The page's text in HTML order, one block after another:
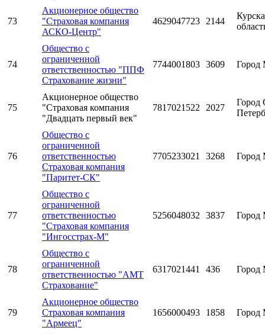
73
Акционерное общество
"Страховая компания
АСКО-Центр"
4629047723 2144
74
Общество с
ограниченной
ответственностью "ППФ
Страхование жизни"
7744001803 3609 Город
75
Акционерное общество
"Страховая компания
"Двадцать первый век"
7817021522 2027
Город
76
Общество с
ограниченной
ответственностью
Страховая компания
"Паритет-СК"
7705233021 3268 Город
77
Общество с
ограниченной
ответственностью
"Страховая компания
"Ингосстрах-М"
5256048032 3837 Город
78
Общество с
ограниченной
ответственностью "АМТ
Страхование"
6317021441 436 Город
79
Акционерное общество
Страховая компания
"Армеец"
1656000493 1858 Город